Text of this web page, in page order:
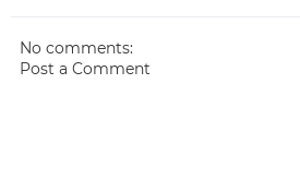
No comments:
Post a Comment